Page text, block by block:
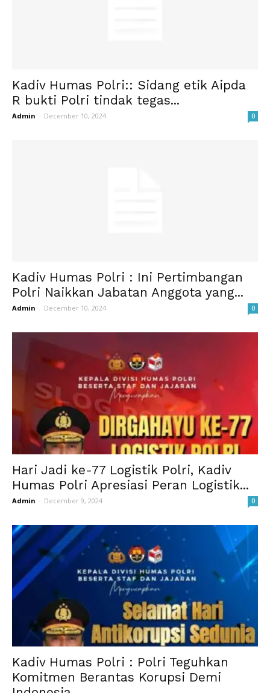
Kadiv Humas Polri:: Sidang etik Aipda
R bukti Polri tindak tegas...
Admin - December 10, 2024 0
Kadiv Humas Polri : Ini Pertimbangan
Polri Naikkan Jabatan Anggota yang...
Admin - December 10, 2024 0
Hari Jadi ke-77 Logistik Polri, Kadiv
Humas Polri Apresiasi Peran Logistik...
Admin - December 9, 2024 0
Kadiv Humas Polri : Polri Teguhkan
Komitmen Berantas Korupsi Demi